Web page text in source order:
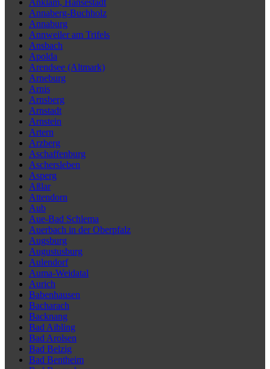
Anklam, Hansestadt
Annaberg-Buchholz
Annaburg
Annweiler am Trifels
Ansbach
Apolda
Arendsee (Altmark)
Arneburg
Arnis
Arnsberg
Arnstadt
Arnstein
Artern
Arzberg
Aschaffenburg
Aschersleben
Asperg
Aßlar
Attendorn
Aub
Aue-Bad Schlema
Auerbach in der Oberpfalz
Augsburg
Augustusburg
Aulendorf
Auma-Weidatal
Aurich
Babenhausen
Bacharach
Backnang
Bad Aibling
Bad Arolsen
Bad Belzig
Bad Bentheim